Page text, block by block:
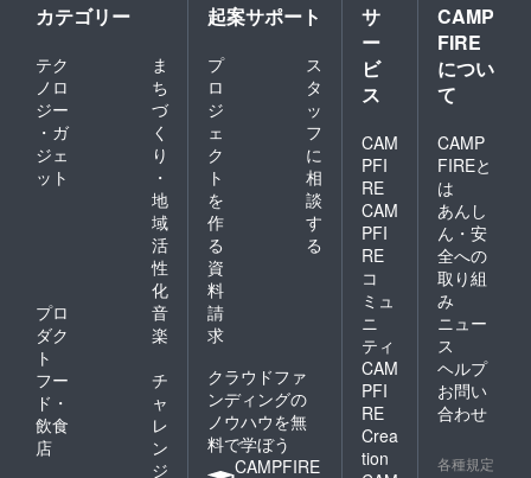
カテゴリー
テク
ノロ
ジー
・ガ
ジェ
ット
ま
ち
づ
く
り
・
地
域
活
性
化
プロ
ダク
ト
音
楽
フー
ド・
飲食
店
チ
ャ
レ
ン
ジ
起案サポート
プ
ロ
ジ
ェ
ク
ト
を
作
る
ス
タ
ッ
フ
に
相
談
す
る
資
料
請
求
クラウドファ
ンディングの
ノウハウを無
料で学ぼう
CAMPFIRE
サ
ー
ビ
ス
CAM
PFI
RE
CAM
PFI
RE
コ
ミュ
ニ
ティ
CAM
PFI
RE
Crea
tion
CAMP
FIRE
につい
て
CAMP
FIREと
は
あんし
ん・安
全への
取り組
み
ニュー
ス
ヘルプ
お問い
合わせ
各種規定